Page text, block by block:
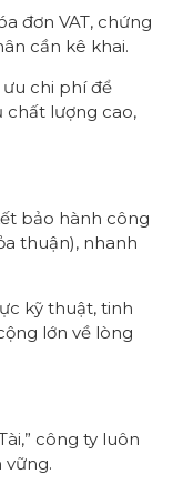
đơn VAT, chứng
cần kê khai.
ưu chi phí để
chất lượng cao,
bảo hành công
thuận), nhanh
kỹ thuật, tinh
lớn về lòng
công ty luôn
vững.